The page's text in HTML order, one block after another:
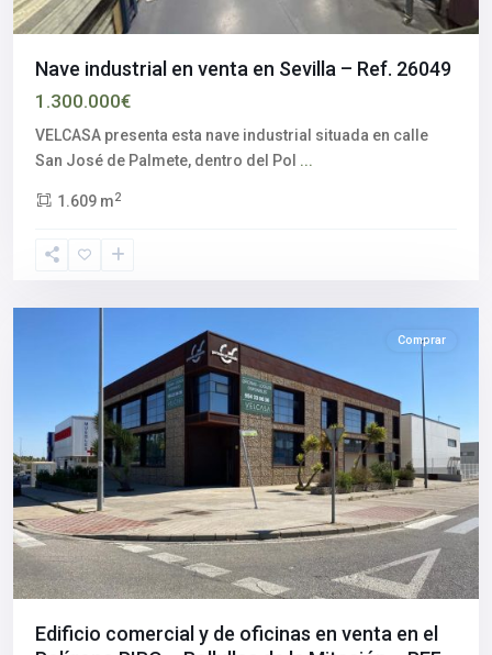
Nave industrial en venta en Sevilla – Ref. 26049
1.300.000€
VELCASA presenta esta nave industrial situada en calle
San José de Palmete, dentro del Pol ...
1.609 m2
Industrial
PIBO,
Bollullos
la
Sevilla
Comprar
Edificio comercial y de oficinas en venta en el